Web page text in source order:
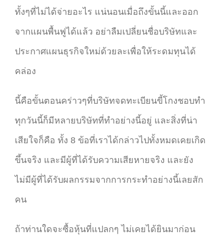
ทั้งๆที่ไม่ได้จ่ายอะไร แน่นอนเมื่อถึงขั้นนี้และออก
จากแผนพื้นฟูได้แล้ว อย่าลืมเปลี่ยนชื่อบริษัทและ
ประกาศแผนธุรกิจใหม่ด้วยละเพื่อให้ระดมทุนได้
คล่อง
นี้คือขั้นตอนคร่าวๆที่บริษัทจดทะเบียนขี้โกงชอบทำ
ทุกวันนี้ก็มีหลายบริษัทที่ทำอย่างนี้อยู่ และสิ่งที่น่า
เสียใจก็คือ ทั้ง 8 ข้อที่เราได้กล่าวไปทั้งหมดเคยเกิด
ขึ้นจริง และมีผู้ที่ได้รับความเสียหายจริง และยัง
ไม่มีผู้ที่ได้รับผลกรรมจากการกระทำอย่างนี้เลยสัก
คน
ถ้าท่านใดจะซื้อหุ้นที่แปลกๆ ไม่เคยได้ยินมาก่อน